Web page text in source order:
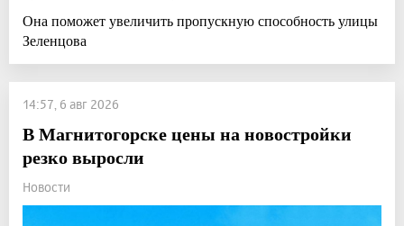
Она поможет увеличить пропускную способность улицы
Зеленцова
14:57, 6 авг 2026
В Магнитогорске цены на новостройки
резко выросли
Новости